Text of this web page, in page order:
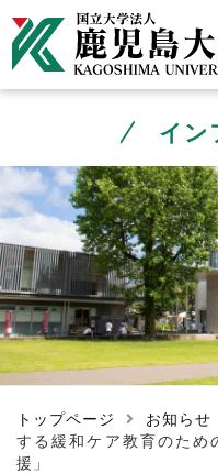
イン
トップページ お知らせ
する緩和ケア教育のため
援」